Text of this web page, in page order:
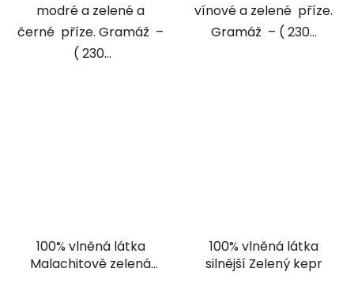
modré a zelené a
černé příze. Gramáž –
( 230...
vínové a zelené příze.
Gramáž – ( 230...
100% vlněná látka
Malachitově zelená
100% vlněná látka
silnější Zelený kepr